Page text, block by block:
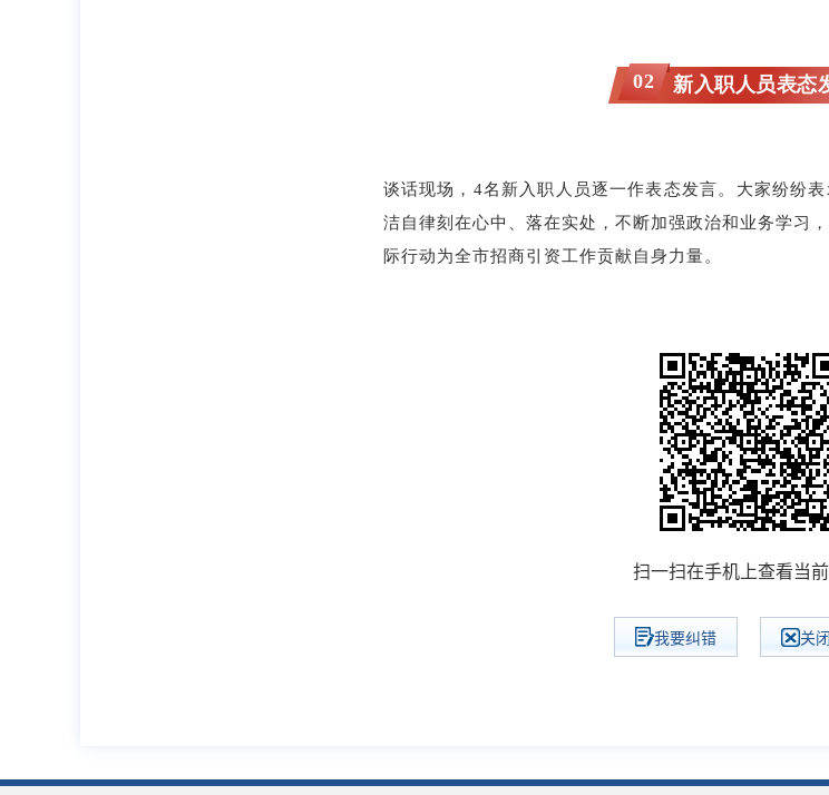
02 新入职人员表态
谈话现场，4名新入职人员逐一作表态发言。大家纷纷
洁自律刻在心中、落在实处，不断加强政治和业务学习
际行动为全市招商引资工作贡献自身力量。
扫一扫在手机上查看当
我要纠错 关